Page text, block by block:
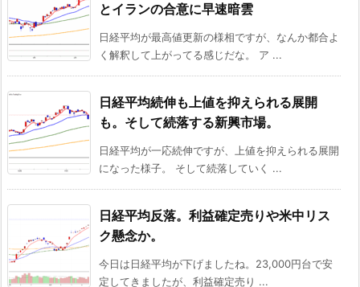
とイランの合意に早速暗雲
日経平均が最高値更新の様相ですが、なんか都合よ
く解釈して上がってる感じだな。 ア ...
日経平均続伸も上値を抑えられる展開
も。そして続落する新興市場。
日経平均が一応続伸ですが、上値を抑えられる展開
になった様子。 そして続落していく ...
日経平均反落。利益確定売りや米中リス
ク懸念か。
今日は日経平均が下げましたね。23,000円台で安
定してきましたが、利益確定売り ...